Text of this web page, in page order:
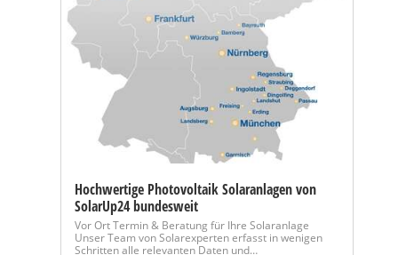
Hochwertige Photovoltaik Solaranlagen von
SolarUp24 bundesweit
Vor Ort Termin & Beratung für Ihre Solaranlage
Unser Team von Solarexperten erfasst in wenigen
Schritten alle relevanten Daten und…